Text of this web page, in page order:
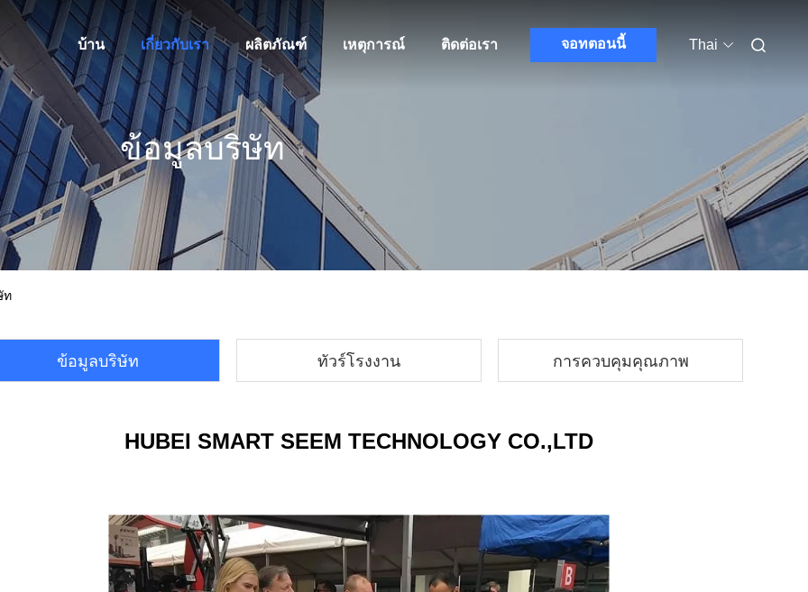
บ้าน เกี่ยวกับเรา ผลิตภัณฑ์ เหตุการณ์ ติดต่อเรา จอทตอนนี้ Thai
ข้อมูลบริษัท
ท
ข้อมูลบริษัท ทัวร์โรงงาน การควบคุมคุณภาพ
HUBEI SMART SEEM TECHNOLOGY CO.,LTD